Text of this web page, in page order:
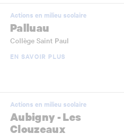
Actions en milieu scolaire
Palluau
Collège Saint Paul
EN SAVOIR PLUS
Actions en milieu scolaire
Aubigny - Les
Clouzeaux